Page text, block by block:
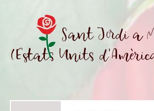
Sant Jordi a
(Estats Units